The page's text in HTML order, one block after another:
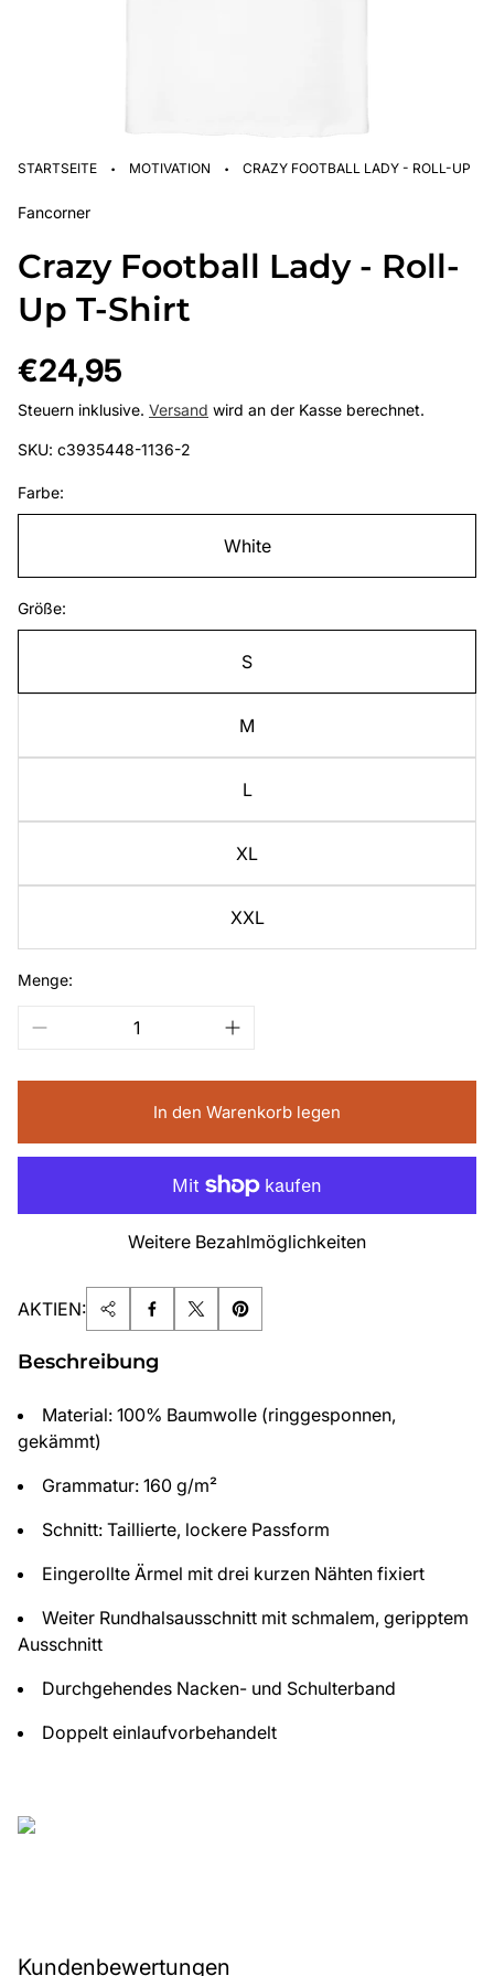
STARTSEITE · MOTIVATION · CRAZY FOOTBALL LADY - ROLL-UP T-
Fancorner
Crazy Football Lady - Roll-
Up T-Shirt
Regulärer
Preis
€24,95
Steuern inklusive. Versand wird an der Kasse berechnet.
SKU: c3935448-1136-2
Farbe:
White
Größe:
S
M
L
XL
XXL
Menge:
In den Warenkorb legen
Weitere Bezahlmöglichkeiten
AKTIEN:
Beschreibung
Material: 100% Baumwolle (ringgesponnen,
gekämmt)
Grammatur: 160 g/m²
Schnitt: Taillierte, lockere Passform
Eingerollte Ärmel mit drei kurzen Nähten fixiert
Weiter Rundhalsausschnitt mit schmalem, geripptem
Ausschnitt
Durchgehendes Nacken- und Schulterband
Doppelt einlaufvorbehandelt
Kundenbewertungen